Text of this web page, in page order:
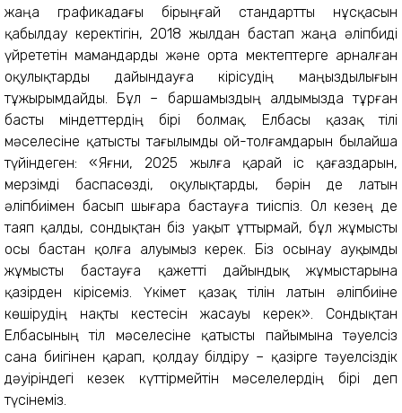
жаңа графикадағы бірыңғай стандартты нұсқасын
қабылдау керектігін, 2018 жылдан бастап жаңа әліпбиді
үйрететін мамандарды және орта мектептерге арналған
оқулықтарды дайындауға кірісудің маңыздылығын
тұжырымдайды. Бұл – баршамыздың алдымызда тұрған
басты міндеттердің бірі болмақ. Елбасы қазақ тілі
мәселесіне қатысты тағылымды ой-толғамдарын былайша
түйіндеген: «Яғни, 2025 жылға қарай іс қағаздарын,
мерзімді баспасөзді, оқулықтарды, бәрін де латын
әліпбиімен басып шығара бастауға тиіспіз. Ол кезең де
таяп қалды, сондықтан біз уақыт ұттырмай, бұл жұмысты
осы бастан қолға алуымыз керек. Біз осынау ауқымды
жұмысты бастауға қажетті дайындық жұмыстарына
қазірден кірісеміз. Үкімет қазақ тілін латын әліпбиіне
көшірудің нақты кестесін жасауы керек». Сондықтан
Елбасының тіл мәселесіне қатысты пайымына тәуелсіз
сана биігінен қарап, қолдау білдіру – қазірге тәуелсіздік
дәуіріндегі кезек күттірмейтін мәселелердің бірі деп
түсінеміз.